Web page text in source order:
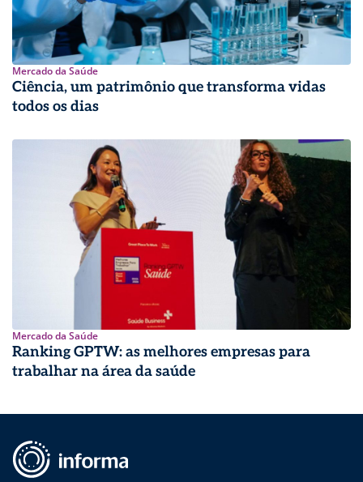
Mercado da Saúde
Ciência, um patrimônio que transforma vidas
todos os dias
Mercado da Saúde
Ranking GPTW: as melhores empresas para
trabalhar na área da saúde